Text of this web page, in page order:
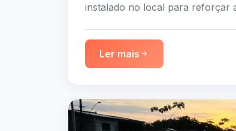
instalado no local para reforçar
Ler mais